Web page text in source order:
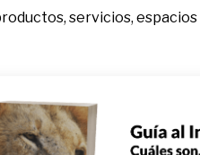
servicios,